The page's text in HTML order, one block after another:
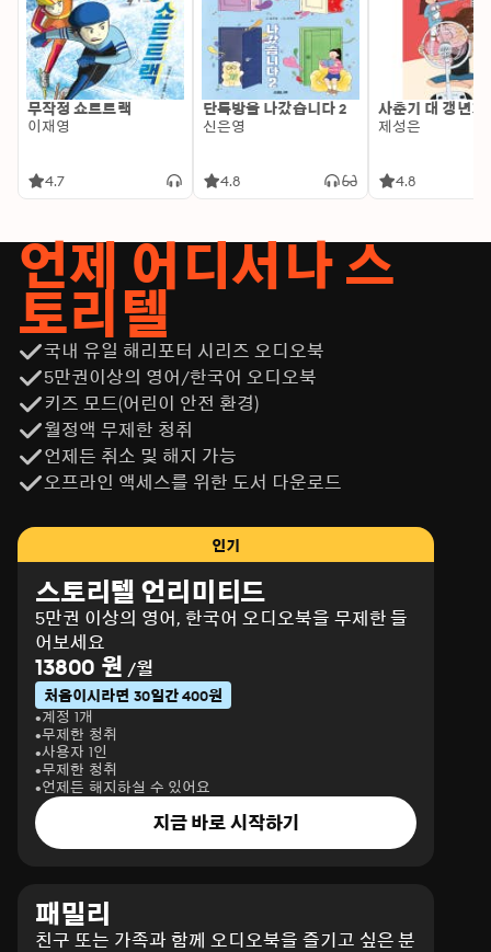
무작정 쇼트트랙
이재영
4.7
단톡방을 나갔습니다 2
신은영
4.8
사춘기 대 갱년기
제성은
4.8
언제 어디서나 스
토리텔
국내 유일 해리포터 시리즈 오디오북
5만권이상의 영어/한국어 오디오북
키즈 모드(어린이 안전 환경)
월정액 무제한 청취
언제든 취소 및 해지 가능
오프라인 액세스를 위한 도서 다운로드
인기
스토리텔 언리미티드
5만권 이상의 영어, 한국어 오디오북을 무제한 들
어보세요
13800 원 /월
처음이시라면 30일간 400원
계정 1개
무제한 청취
사용자 1인
무제한 청취
언제든 해지하실 수 있어요
지금 바로 시작하기
패밀리
친구 또는 가족과 함께 오디오북을 즐기고 싶은 분